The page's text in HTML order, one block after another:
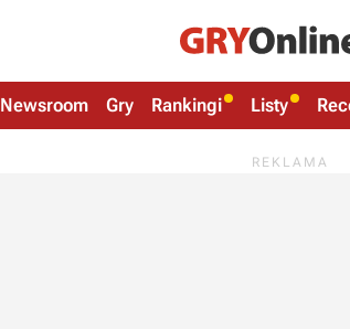
Newsroom Gry Rankingi Listy